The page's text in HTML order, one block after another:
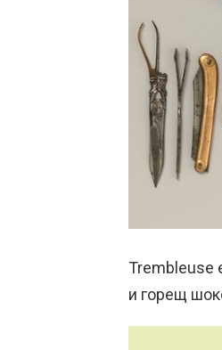
Trembleuse
и горещ